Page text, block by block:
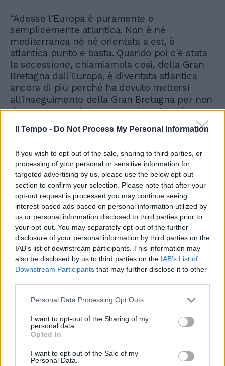
Il Tempo - Do Not Process My Personal Information
If you wish to opt-out of the sale, sharing to third parties, or
processing of your personal or sensitive information for
targeted advertising by us, please use the below opt-out
section to confirm your selection. Please note that after your
opt-out request is processed you may continue seeing
interest-based ads based on personal information utilized by
us or personal information disclosed to third parties prior to
your opt-out. You may separately opt-out of the further
disclosure of your personal information by third parties on the
IAB’s list of downstream participants. This information may
also be disclosed by us to third parties on the IAB’s List of
Downstream Participants that may further disclose it to other
Personal Data Processing Opt Outs
I want to opt-out of the Sharing of my
personal data.
Opted In
I want to opt-out of the Sale of my
Personal Data.
“Adesso l'Europa è puramente e
semplicemente atlantica. Non è né
mediterranea né né orientata a est, è
atlantica punto e basta. Quando poi c'è stata
la secessione, chiamiamola così, della Gran
Bretagna dall'Europa, è diventata atlantica
ancora di più perché ha dovuto mettersi
all'inseguimento della Gran Bretagna per non
rimanere completamente spiazzata nei